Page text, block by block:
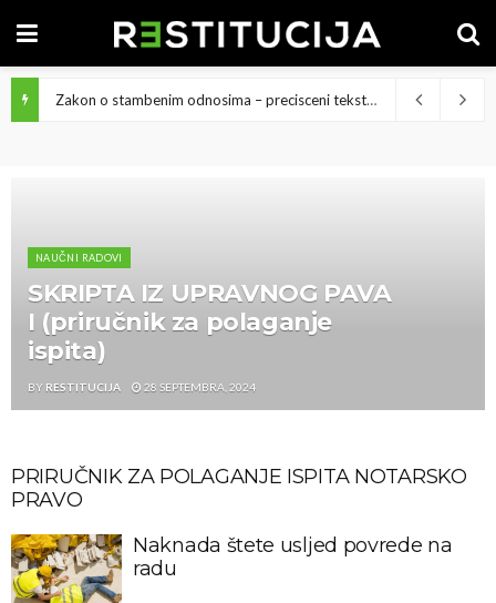
Zakon o stambenim odnosima – precisceni tekst 27 Jula, 2026
NAUČNI RADOVI
SKRIPTA IZ UPRAVNOG PAVA
I (priručnik za polaganje
ispita)
BY RESTITUCIJA 28 SEPTEMBRA, 2024
PRIRUČNIK ZA POLAGANJE ISPITA NOTARSKO
PRAVO
Naknada štete usljed povrede na
radu